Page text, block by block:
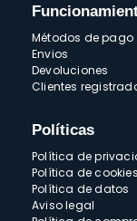
Métodos de pago
Envios
Devoluciones
Clientes
Políticas
Política de
Política de cookies
Política de datos
Aviso legal